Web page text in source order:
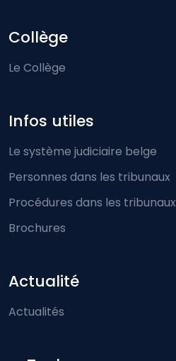
Collège
Le Collège
Infos utiles
Le système judiciaire belge
Personnes dans les tribunaux
Procédures dans les tribunaux
Brochures
Actualité
Actualités